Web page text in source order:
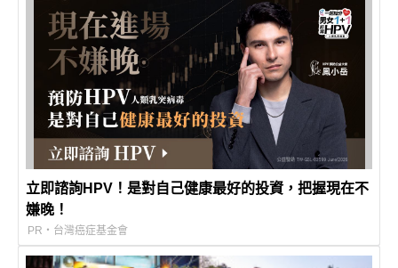
立即諮詢HPV！是對自己健康最好的投資，把握現在不
嫌晚！
PR・台灣癌症基金會